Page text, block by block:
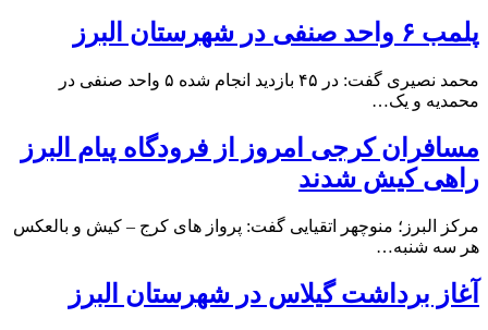
پلمب ۶ واحد صنفی در شهرستان البرز
محمد نصیری گفت: در ۴۵ بازدید انجام شده ۵ واحد صنفی در
محمدیه و یک…
مسافران کرجی امروز از فرودگاه پیام البرز
راهی کیش شدند
مرکز البرز؛ منوچهر اتقیایی گفت: پرواز های کرج – کیش و بالعکس
هر سه شنبه…
آغاز برداشت گیلاس در شهرستان البرز